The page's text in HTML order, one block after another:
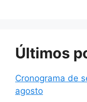
Últimos
Cronograma de
agosto